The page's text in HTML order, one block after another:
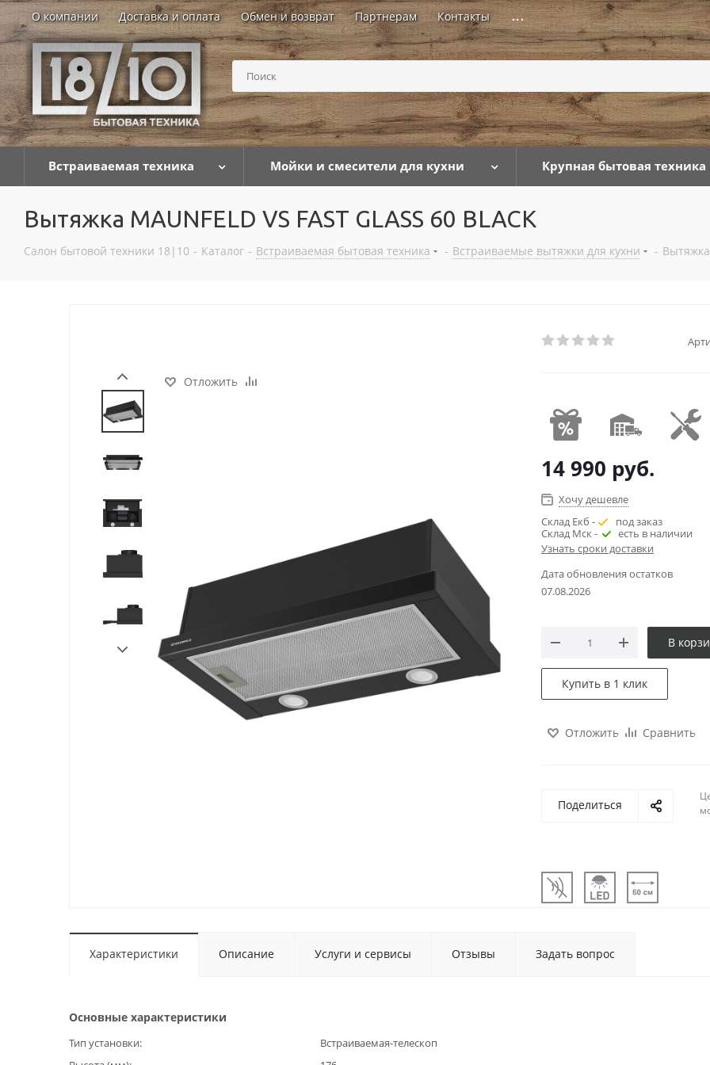
О компании Доставка и оплата Обмен и возврат Партнерам Контакты ...
Встраиваемая техника Мойки и смесители для кухни Крупная бытовая техника
Вытяжка MAUNFELD VS FAST GLASS 60 BLACK
Салон бытовой техники 18|10 - Каталог - Встраиваемая бытовая техника - Встраиваемые вытяжки для кухни - Вытяжка
Отложить
14 990 руб.
Хочу дешевле
Склад Екб -
под заказ
Склад Мск -
есть в наличии
Узнать сроки доставки
Дата обновления остатков
07.08.2026
В
Купить в 1 клик
Отложить Сравнить
Поделиться
Характеристики Описание Услуги и сервисы Отзывы Задать вопрос
Основные характеристики
Тип установки
Встраиваемая-телескоп